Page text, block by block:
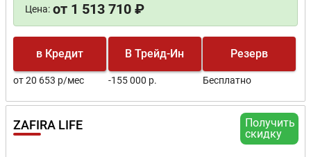
Цена: от 1 513 710 ₽
в Кредит
от 20 653 р/мес
В Трейд-Ин
-155 000 р.
Резерв
Бесплатно
Получить
скидку
ZAFIRA LIFE